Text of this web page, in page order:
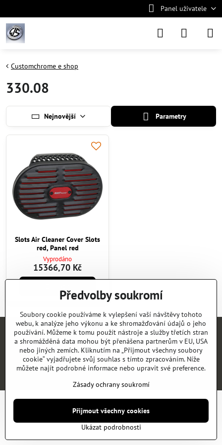
Panel uživatele
Customchrome e shop
330.08
Nejnovější Parametry
Slots Air Cleaner Cover Slots
red, Panel red
Vyprodáno
15366,70 Kč
ÚvodE-SHOP KATALOGYNEWSKONTAKTREFERENCE
©2026CopyrightPředvolby soukromíZásady ochrany soukromí
Předvolby soukromí
Soubory cookie používáme k vylepšení vaší návštěvy tohoto
webu, k analýze jeho výkonu a ke shromažďování údajů o jeho
používání. Můžeme k tomu použít nástroje a služby třetích stran
a shromážděná data mohou být přenášena partnerům v EU, USA
nebo jiných zemích. Kliknutím na „Přijmout všechny soubory
cookie“ vyjadřujete svůj souhlas s tímto zpracováním. Níže
můžete najít podrobné informace nebo upravit své preference.
Zásady ochrany soukromí
Ukázat podrobnosti
Přijmout všechny cookies